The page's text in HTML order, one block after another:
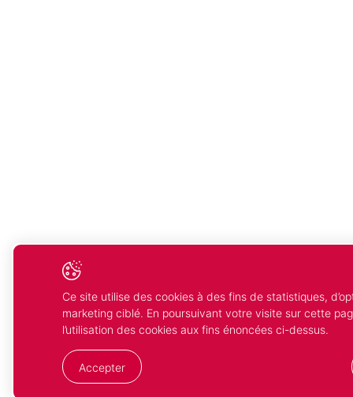
Ce site utilise des cookies à des fins de statistiques,
marketing ciblé. En poursuivant votre visite sur cette
l’utilisation des cookies aux fins énoncées ci-dessus.
Accepter